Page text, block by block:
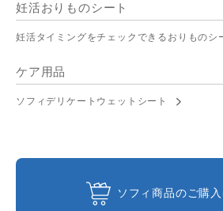
妊活おりものシート
妊活タイミングをチェックできるおりものシ
ケア用品
ソフィデリケートウェットシート
ソフィ商品のご購